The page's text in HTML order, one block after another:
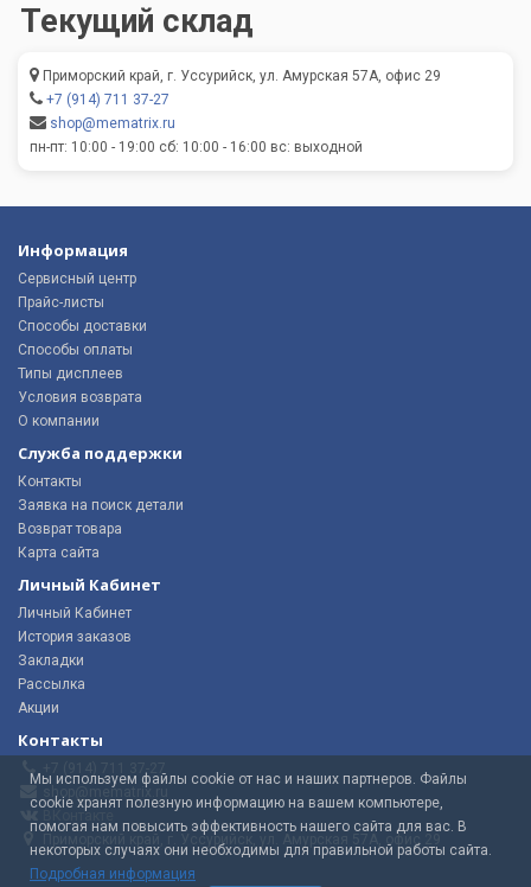
Текущий склад
Приморский край, г. Уссурийск, ул. Амурская 57А, офис 29
+7 (914) 711 37-27
shop@mematrix.ru
пн-пт: 10:00 - 19:00 сб: 10:00 - 16:00 вс: выходной
Информация
Сервисный центр
Прайс-листы
Способы доставки
Способы оплаты
Типы дисплеев
Условия возврата
О компании
Служба поддержки
Контакты
Заявка на поиск детали
Возврат товара
Карта сайта
Личный Кабинет
Личный Кабинет
История заказов
Закладки
Рассылка
Акции
Контакты
+7 (914) 711 37-27
shop@mematrix.ru
ВКонтакте
Приморский край, г. Уссурийск, ул. Амурская 57А, офис 29
Мы используем файлы cookie от нас и наших партнеров. Файлы
cookie хранят полезную информацию на вашем компьютере,
помогая нам повысить эффективность нашего сайта для вас. В
некоторых случаях они необходимы для правильной работы сайта.
Подробная информация